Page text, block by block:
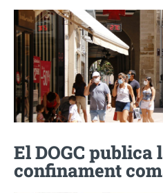
El DOGC publica
confinament